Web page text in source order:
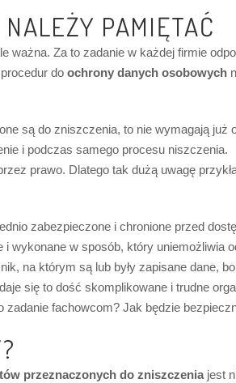
PAMIĘTAĆ
ważna. Za to zadanie w każdej firmie
do ochrony danych osobowych
są do zniszczenia, to nie wymagają już
i podczas samego procesu niszczenia.
prawo. Dlatego tak dużą uwagę
zabezpieczone i chronione przed
i wykonane w sposób, który uniemożliwia
na którym są lub były zapisane dane,
się to dość skomplikowane i trudne
fachowcom? Jak będzie
przeznaczonych do zniszczenia jest